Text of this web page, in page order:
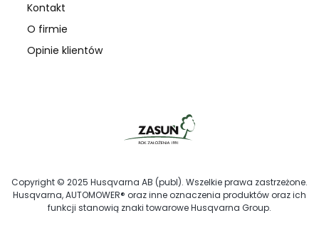
Kontakt
O firmie
Opinie klientów
Copyright © 2025 Husqvarna AB (publ). Wszelkie prawa zastrzeżone.
Husqvarna, AUTOMOWER® oraz inne oznaczenia produktów oraz ich
funkcji stanowią znaki towarowe Husqvarna Group.